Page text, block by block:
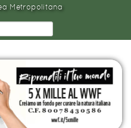
Metropolitana